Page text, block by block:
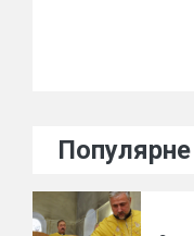
Популярне